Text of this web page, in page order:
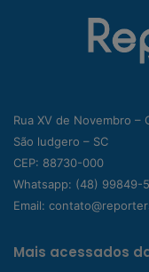
Rua XV de Novembro –
São ludgero – SC
CEP: 88730-000
Whatsapp: (48) 99849-
Email:
Mais acessados